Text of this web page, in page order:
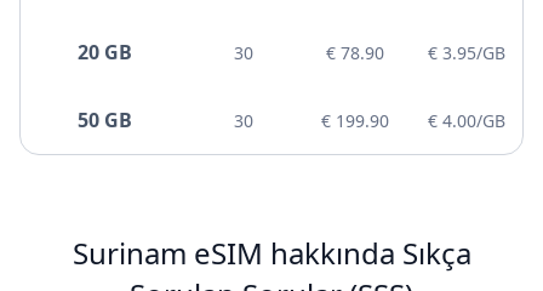
20 GB 30 € 78.90 € 3.95/GB
50 GB 30 € 199.90 € 4.00/GB
Surinam eSIM hakkında Sıkça